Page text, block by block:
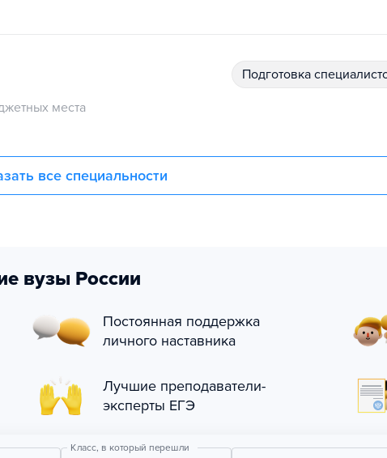
подготовка
места
все специальности
вузы России
Постоянная поддержка
личного наставника
Лучшие преподаватели-
эксперты ЕГЭ
Класс, в который перешли